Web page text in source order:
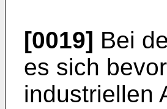
[0019] Bei
es sich
industriellen